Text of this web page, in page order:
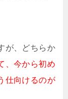
が、どちらか
、今から初め
仕向けるのが